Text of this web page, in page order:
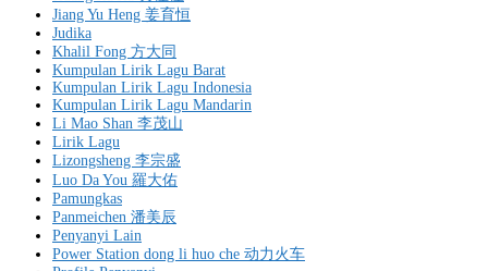
Jiang Yu Heng 姜育恒
Judika
Khalil Fong 方大同
Kumpulan Lirik Lagu Barat
Kumpulan Lirik Lagu Indonesia
Kumpulan Lirik Lagu Mandarin
Li Mao Shan 李茂山
Lirik Lagu
Lizongsheng 李宗盛
Luo Da You 羅大佑
Pamungkas
Panmeichen 潘美辰
Penyanyi Lain
Power Station dong li huo che 动力火车